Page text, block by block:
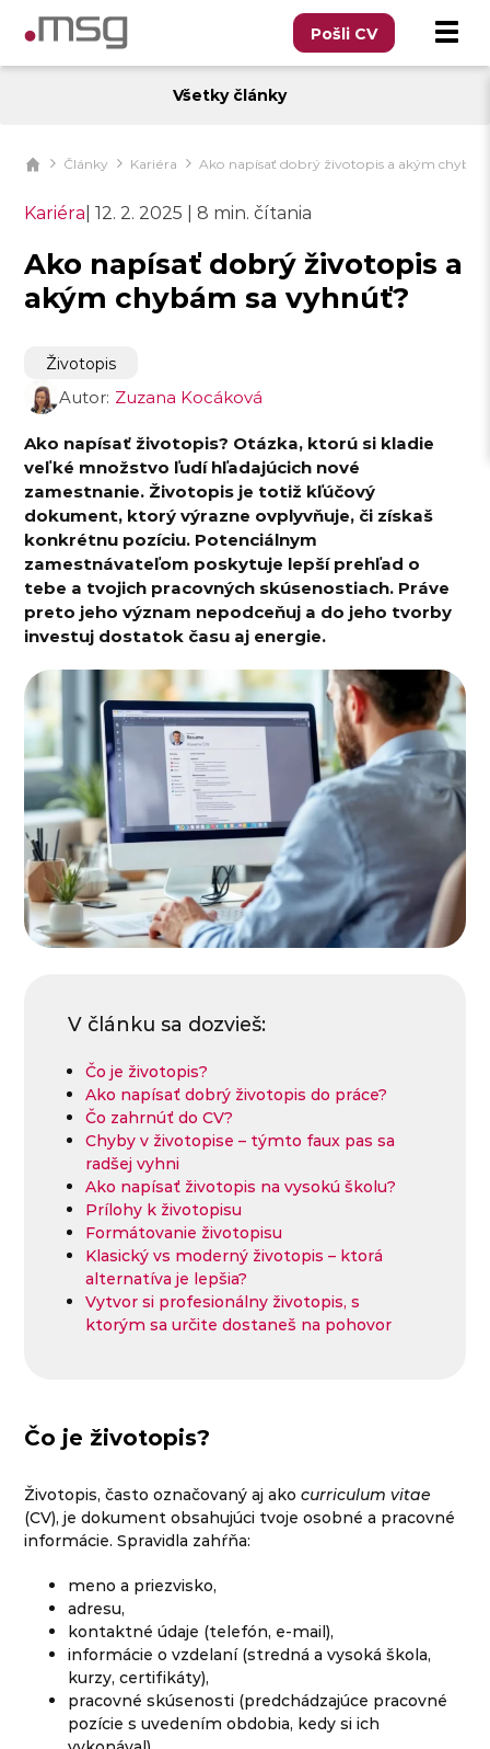
Pošli CV
Všetky články
Články Kariéra Ako napísať dobrý životopis a akým
Kariéra| 12. 2. 2025 | 8 min. čítania
Ako napísať dobrý životopis a
akým chybám sa vyhnúť?
Autor: Zuzana Kocáková
Životopis
Ako napísať životopis? Otázka, ktorú si kladie
veľké množstvo ľudí hľadajúcich nové
zamestnanie. Životopis je totiž kľúčový
dokument, ktorý výrazne ovplyvňuje, či získaš
konkrétnu pozíciu. Potenciálnym
zamestnávateľom poskytuje lepší prehľad o
tebe a tvojich pracovných skúsenostiach. Práve
preto jeho význam nepodceňuj a do jeho tvorby
investuj dostatok času aj energie.
V článku sa dozvieš:
Čo je životopis?
Ako napísať dobrý životopis do práce?
Čo zahrnúť do CV?
Chyby v životopise – týmto faux pas sa
radšej vyhni
Ako napísať životopis na vysokú školu?
Prílohy k životopisu
Formátovanie životopisu
Klasický vs moderný životopis – ktorá
alternatíva je lepšia?
Vytvor si profesionálny životopis, s
ktorým sa určite dostaneš na pohovor
Čo je životopis?
Životopis, často označovaný aj akocurriculum vitae
(CV), je dokument obsahujúci tvoje osobné a pracovné
informácie. Spravidla zahŕňa:
meno a priezvisko,
adresu,
kontaktné údaje (telefón, e-mail),
informácie o vzdelaní (stredná a vysoká škola,
kurzy, certifikáty),
pracovné skúsenosti (predchádzajúce pracovné
pozície s uvedením obdobia, kedy si ich